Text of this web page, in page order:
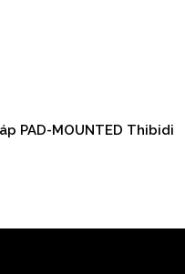
PAD-MOUNTED Thibidi